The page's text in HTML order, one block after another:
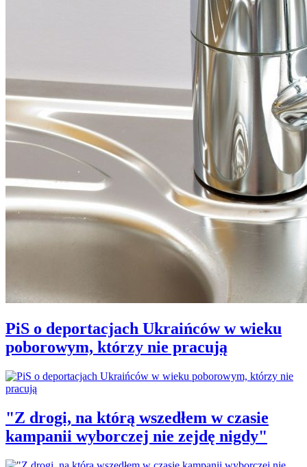
PiS o deportacjach Ukraińców w wieku
poborowym, którzy nie pracują
"Z drogi, na którą wszedłem w czasie
kampanii wyborczej nie zejdę nigdy"